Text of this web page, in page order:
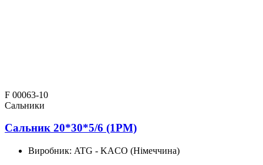
F 00063-10
Сальники
Сальник 20*30*5/6 (1PM)
Виробник: ATG - KACO (Німеччина)